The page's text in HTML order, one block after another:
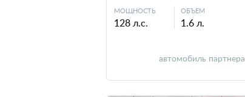
МОЩНОСТЬ
128 л.с.
ОБЪЕМ
1.6 л.
автомобиль партнера